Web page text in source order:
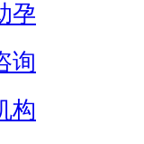
孕
询
构